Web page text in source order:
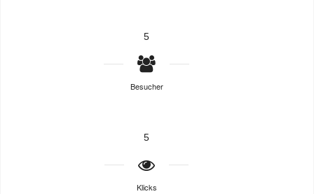
5
Besucher
5
Klicks